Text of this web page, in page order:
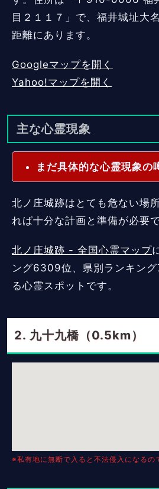
目２１１７」で、福井城址大
距離にあります。
Googleマップを開く
Yahoo!マップを開く
主な心霊現象
まだ具体的な心霊現象の
北ノ庄城跡はとても危ない場
れば十分な計画と準備が必要で
北ノ庄城跡 - 全国心霊マップ
ング6309位、県別ランキン
る心霊スポットです。
九十九橋（0.5km）
※私有地に無断で入ると不法侵入になるの